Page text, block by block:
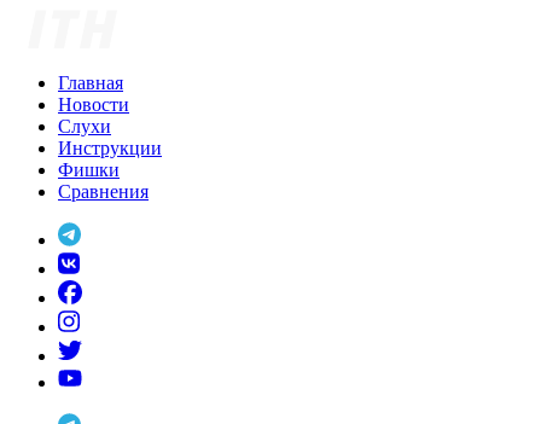
Главная
Новости
Слухи
Инструкции
Фишки
Сравнения